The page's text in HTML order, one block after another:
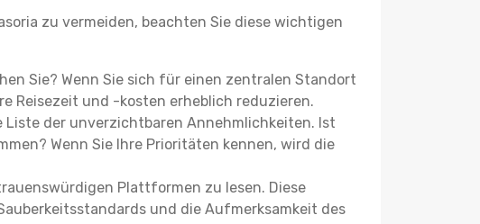
zu vermeiden, beachten Sie diese wichtigen
Sie? Wenn Sie sich für einen zentralen Standort
Reisezeit und -kosten erheblich reduzieren.
Liste der unverzichtbaren Annehmlichkeiten. Ist
Wenn Sie Ihre Prioritäten kennen, wird die
Plattformen zu lesen. Diese
und die Aufmerksamkeit des